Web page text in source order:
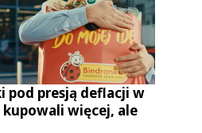
pod presją deflacji w
więcej, ale